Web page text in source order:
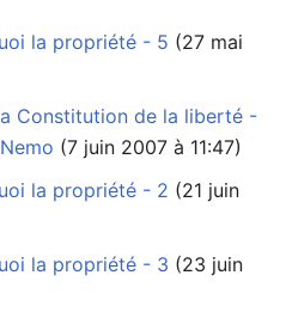
la propriété - 5
Constitution de la liberté -
‏‎ (7 juin 2007 à 11:47)
la propriété - 2
la propriété - 3